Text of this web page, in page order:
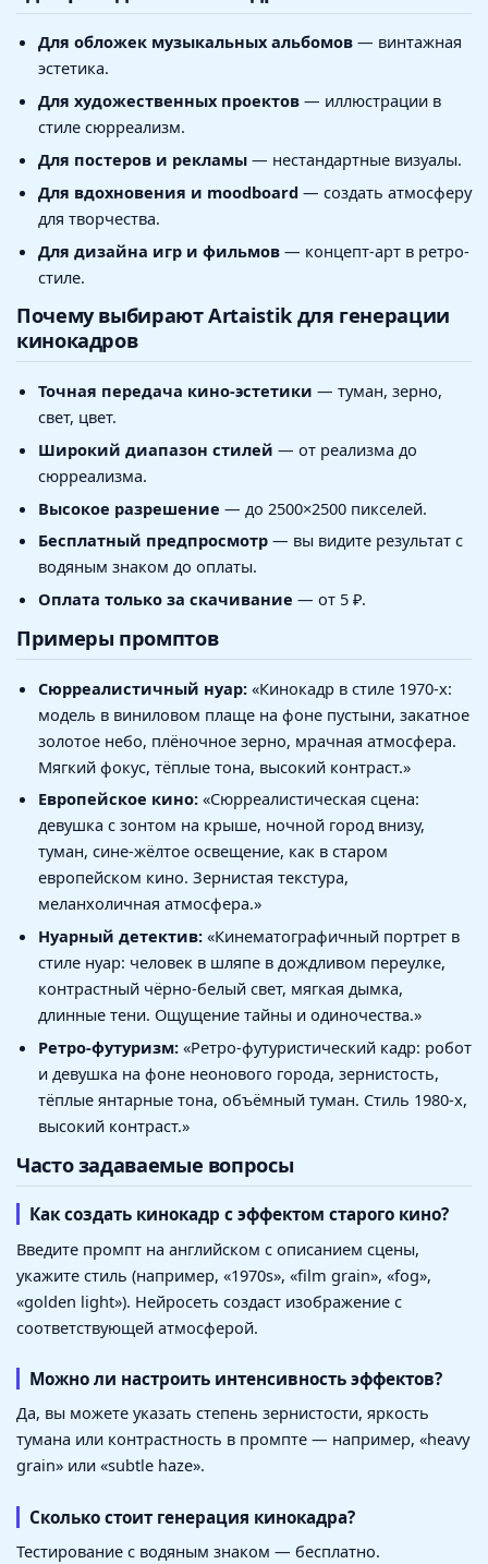
Для обложек музыкальных альбомов— винтажная
эстетика.
Для художественных проектов— иллюстрации в
стиле сюрреализм.
Для постеров и рекламы— нестандартные визуалы.
Для вдохновения и moodboard — создать атмосферу
для творчества.
Для дизайна игр и фильмов— концепт-арт в ретро-
стиле.
Почему выбирают Artaistik для генерации
кинокадров
Точная передача кино-эстетики — туман, зерно,
свет, цвет.
Широкий диапазон стилей — от реализма до
сюрреализма.
Высокое разрешение — до 2500×2500 пикселей.
Бесплатный предпросмотр— вы видите результат с
водяным знаком до оплаты.
Оплата только за скачивание — от 5 ₽.
Примеры промптов
Сюрреалистичный нуар:«Кинокадр в стиле 1970-х:
модель в виниловом плаще на фоне пустыни, закатное
золотое небо, плёночное зерно, мрачная атмосфера.
Мягкий фокус, тёплые тона, высокий контраст.»
Европейское кино:«Сюрреалистическая сцена:
девушка с зонтом на крыше, ночной город внизу,
туман, сине-жёлтое освещение, как в старом
европейском кино. Зернистая текстура,
меланхоличная атмосфера.»
Нуарный детектив:«Кинематографичный портрет в
стиле нуар: человек в шляпе в дождливом переулке,
контрастный чёрно-белый свет, мягкая дымка,
длинные тени. Ощущение тайны и одиночества.»
Ретро-футуризм:«Ретро-футуристический кадр: робот
и девушка на фоне неонового города, зернистость,
тёплые янтарные тона, объёмный туман. Стиль 1980-х,
высокий контраст.»
Часто задаваемые вопросы
Как создать кинокадр с эффектом старого кино?
Введите промпт на английском с описанием сцены,
укажите стиль (например, «1970s», «film grain», «fog»,
«golden light»). Нейросеть создаст изображение с
соответствующей атмосферой.
Можно ли настроить интенсивность эффектов?
Да, вы можете указать степень зернистости, яркость
тумана или контрастность в промпте — например, «heavy
grain» или «subtle haze».
Сколько стоит генерация кинокадра?
Тестирование с водяным знаком — бесплатно.